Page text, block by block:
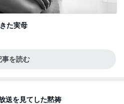
た実母
事を読む
送を見てした黙祷